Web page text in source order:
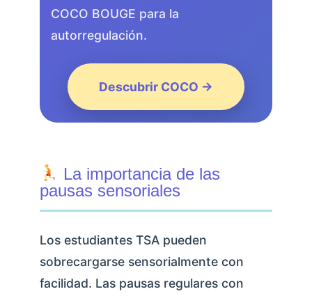
COCO BOUGE para la
autorregulación.
Descubrir COCO →
La importancia de las
pausas sensoriales
Los estudiantes TSA pueden
sobrecargarse sensorialmente con
facilidad. Las pausas regulares con